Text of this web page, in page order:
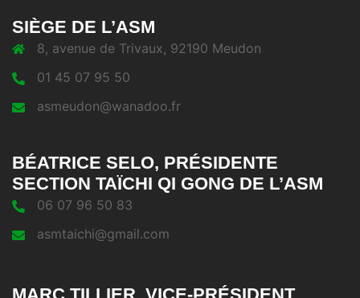
SIÈGE DE L’ASM
8, avenue de Trivaux, 92190 Meudon
01 45 07 95 50
asmeudon@wanadoo.fr
BÉATRICE SELO, PRÉSIDENTE
SECTION TAÏCHI QI GONG DE L’ASM
06 07 96 50 83
asmtaichi@gmail.com